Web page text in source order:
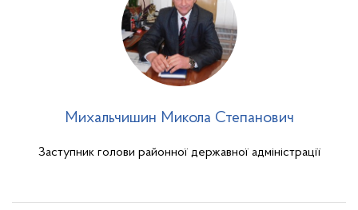
Михальчишин Микола Степанович
Заступник голови районної державної адміністрації